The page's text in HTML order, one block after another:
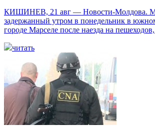
КИШИНЕВ, 21 авг — Новости-Молдова.
задержанный утром в понедельник в
городе Марселе после наезда на
читать